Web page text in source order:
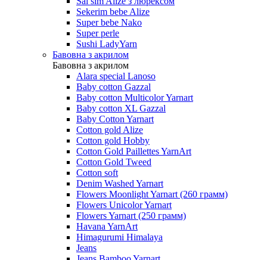
Sekerim bebe Alize
Super bebe Nako
Super perle
Sushi LadyYarn
Бавовна з акрилом
Бавовна з акрилом
Alara special Lanoso
Baby cotton Gazzal
Baby cotton Multicolor Yarnart
Baby cotton XL Gazzal
Baby Cotton Yarnart
Cotton gold Alize
Cotton gold Hobby
Cotton Gold Paillettes YarnArt
Cotton Gold Tweed
Cotton soft
Denim Washed Yarnart
Flowers Moonlight Yarnart (260 грамм)
Flowers Unicolor Yarnart
Flowers Yarnart (250 грамм)
Havana YarnArt
Himagurumi Himalaya
Jeans